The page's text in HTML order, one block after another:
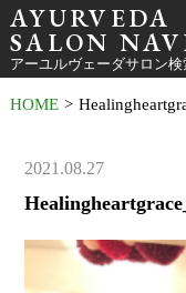
AYURVEDA
SALON
アーユルヴェーダサロン検
HOME >
2021.08.27